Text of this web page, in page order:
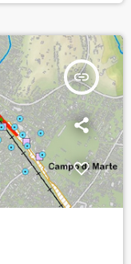
insert_link